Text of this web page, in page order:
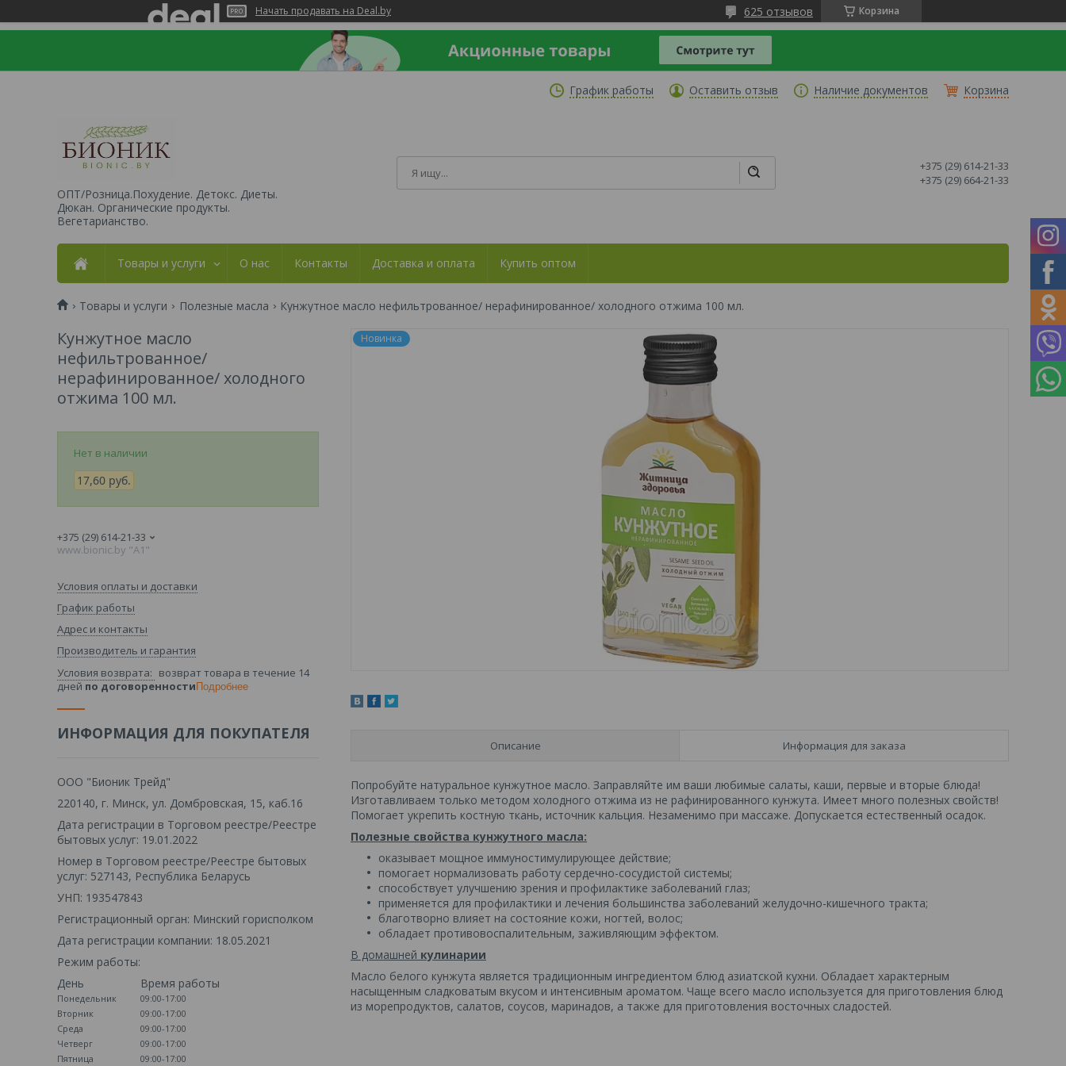
Начать продавать на Deal.by Корзина
625 отзывов
График работы Оставить отзыв Наличие документов Корзина
ОПТ/Розница.Похудение. Детокс. Диеты.
Дюкан. Органические продукты.
Вегетарианство.
+375 (29) 614-21-33
+375 (29) 664-21-33
Товары и услуги О нас Контакты Доставка и оплата Купить оптом
Товары и услуги Полезные масла Кунжутное масло нефильтрованное/ нерафинированное/ холодного отжима 100 мл.
Новинка
Описание Информация для заказа
Попробуйте натуральное кунжутное масло. Заправляйте им ваши любимые салаты, каши, первые и вторые блюда!
Изготавливаем только методом холодного отжима из не рафинированного кунжута. Имеет много полезных свойств!
Помогает укрепить костную ткань, источник кальция. Незаменимо при массаже. Допускается естественный осадок.
Полезные свойства кунжутного масла:
оказывает мощное иммуностимулирующее действие;
помогает нормализовать работу сердечно-сосудистой системы;
способствует улучшению зрения и профилактике заболеваний глаз;
применяется для профилактики и лечения большинства заболеваний желудочно-кишечного тракта;
благотворно влияет на состояние кожи, ногтей, волос;
обладает противовоспалительным, заживляющим эффектом.
В домашней кулинарии
Масло белого кунжута является традиционным ингредиентом блюд азиатской кухни. Обладает характерным
насыщенным сладковатым вкусом и интенсивным ароматом. Чаще всего масло используется для приготовления блюд
из морепродуктов, салатов, соусов, маринадов, а также для приготовления восточных сладостей.
Кунжутное масло
нефильтрованное/
нерафинированное/ холодного
отжима 100 мл.
Нет в наличии
17,60 руб.
+375 (29) 614-21-33
www.bionic.by "А1"
Условия оплаты и доставки
График работы
Адрес и контакты
Производитель и гарантия
возврат товара в течение 14
дней по договоренности Подробнее
ИНФОРМАЦИЯ ДЛЯ ПОКУПАТЕЛЯ
ООО "Бионик Трейд"
220140, г. Минск, ул. Домбровская, 15, каб.16
Дата регистрации в Торговом реестре/Реестре
бытовых услуг: 19.01.2022
Номер в Торговом реестре/Реестре бытовых
услуг: 527143, Республика Беларусь
УНП: 193547843
Регистрационный орган: Минский горисполком
Дата регистрации компании: 18.05.2021
Режим работы:
День
Время работы
Понедельник
09:00-17:00
Вторник
09:00-17:00
Среда
09:00-17:00
Четверг
09:00-17:00
Пятница
09:00-17:00